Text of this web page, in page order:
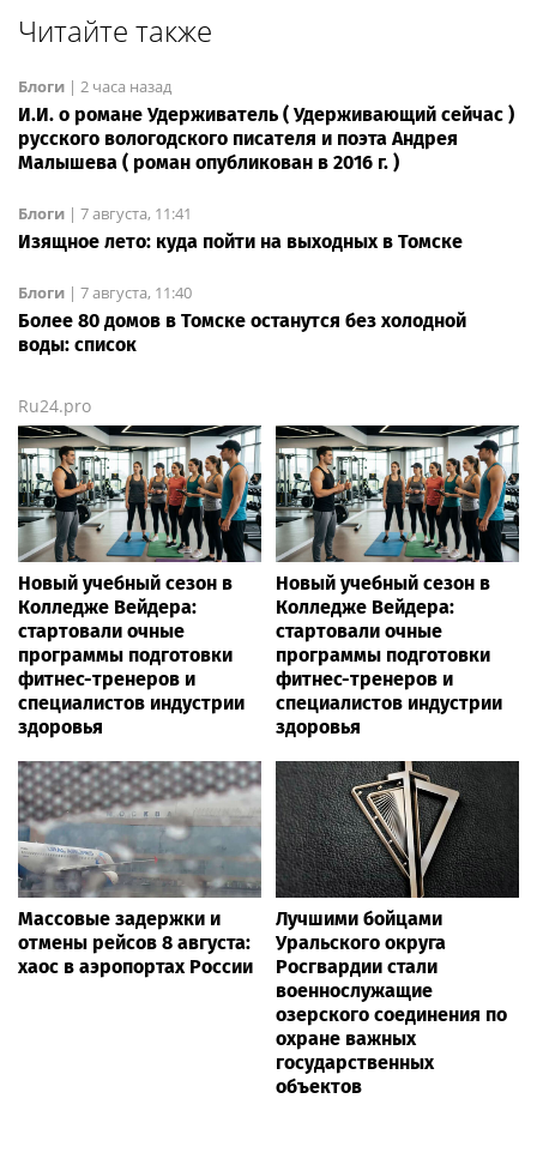
Читайте также
Блоги | 2 часа назад
И.И. о романе Удерживатель ( Удерживающий сейчас )
русского вологодского писателя и поэта Андрея
Малышева ( роман опубликован в 2016 г. )
Блоги | 7 августа, 11:41
Изящное лето: куда пойти на выходных в Томске
Блоги | 7 августа, 11:40
Более 80 домов в Томске останутся без холодной
воды: список
Ru24.pro
Новый учебный сезон в
Колледже Вейдера:
стартовали очные
программы подготовки
фитнес-тренеров и
специалистов индустрии
здоровья
Новый учебный сезон в
Колледже Вейдера:
стартовали очные
программы подготовки
фитнес-тренеров и
специалистов индустрии
здоровья
Массовые задержки и
отмены рейсов 8 августа:
хаос в аэропортах России
Лучшими бойцами
Уральского округа
Росгвардии стали
военнослужащие
озерского соединения по
охране важных
государственных
объектов